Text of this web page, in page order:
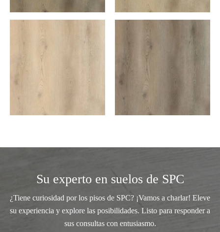
Su experto en suelos de SPC
¿Tiene curiosidad por los pisos de SPC? ¡Vamos a charlar! Eleve
su experiencia y explore las posibilidades. Listo para responder a
sus consultas con entusiasmo.